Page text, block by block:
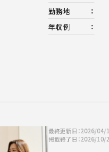
勤務地
年収例
最終更新日：2026/04/
掲載終了日：2026/10/